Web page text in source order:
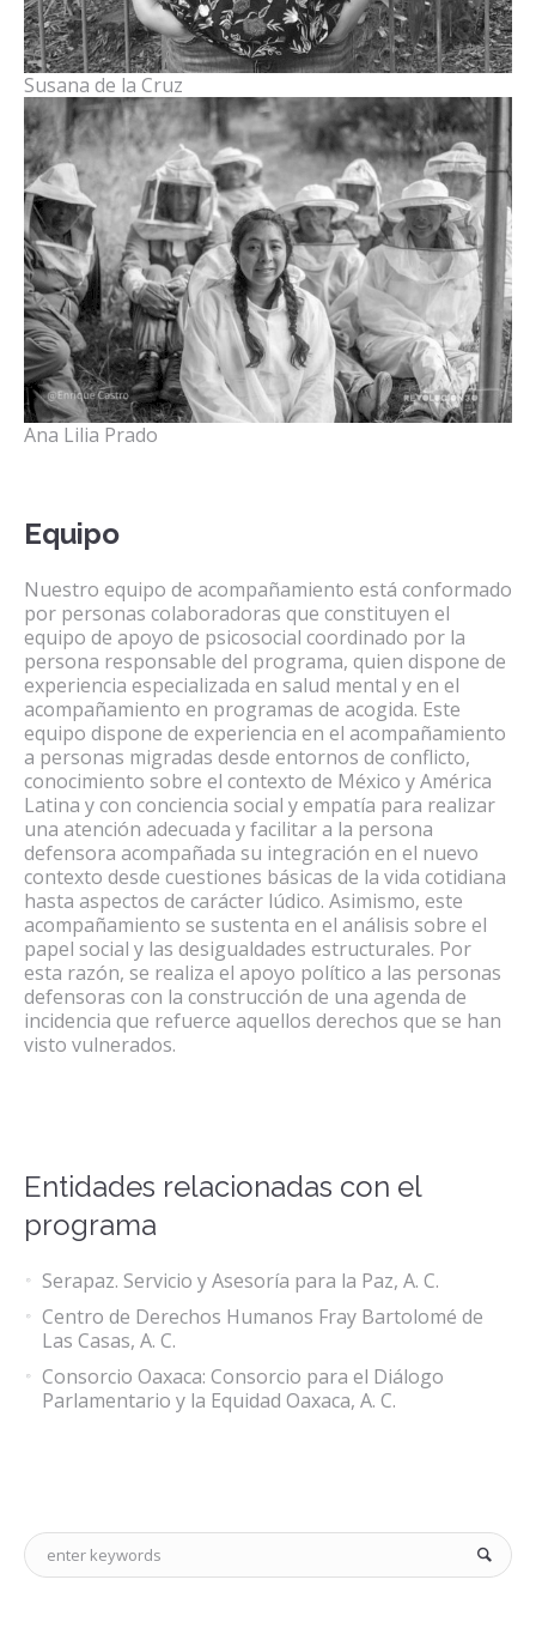
Susana de la Cruz
Ana Lilia Prado
Equipo
Nuestro equipo de acompañamiento está conformado
por personas colaboradoras que constituyen el
equipo de apoyo de psicosocial coordinado por la
persona responsable del programa, quien dispone de
experiencia especializada en salud mental y en el
acompañamiento en programas de acogida. Este
equipo dispone de experiencia en el acompañamiento
a personas migradas desde entornos de conflicto,
conocimiento sobre el contexto de México y América
Latina y con conciencia social y empatía para realizar
una atención adecuada y facilitar a la persona
defensora acompañada su integración en el nuevo
contexto desde cuestiones básicas de la vida cotidiana
hasta aspectos de carácter lúdico. Asimismo, este
acompañamiento se sustenta en el análisis sobre el
papel social y las desigualdades estructurales. Por
esta razón, se realiza el apoyo político a las personas
defensoras con la construcción de una agenda de
incidencia que refuerce aquellos derechos que se han
visto vulnerados.
Entidades relacionadas con el
programa
Serapaz. Servicio y Asesoría para la Paz, A. C.
Centro de Derechos Humanos Fray Bartolomé de
Las Casas, A. C.
Consorcio Oaxaca: Consorcio para el Diálogo
Parlamentario y la Equidad Oaxaca, A. C.